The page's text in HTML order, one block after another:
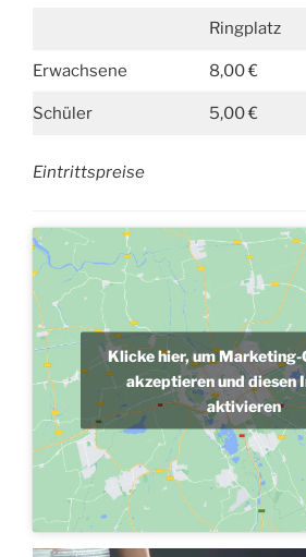
Ringplatz
Erwachsene 8,00 €
Schüler 5,00 €
Eintrittspreise
Klicke hier, um Marketing-
akzeptieren und diesen
aktivieren